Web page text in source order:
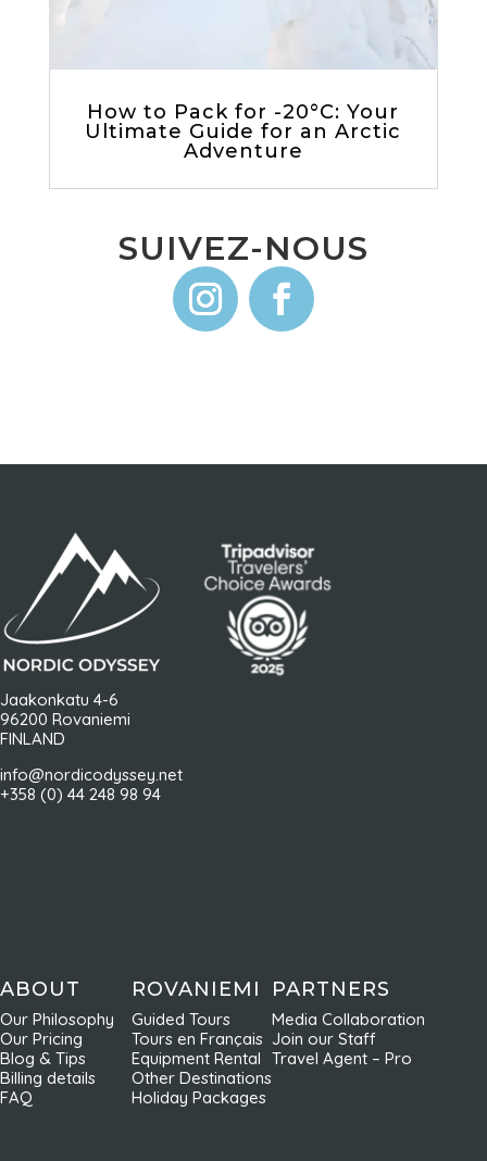
How to Pack for -20°C: Your
Ultimate Guide for an Arctic
Adventure
SUIVEZ-NOUS
Jaakonkatu 4-6
96200 Rovaniemi
FINLAND
info@nordicodyssey.net
+358 (0) 44 248 98 94
ABOUT
Our Philosophy
Our Pricing
Blog & Tips
Billing details
FAQ
ROVANIEMI
Guided Tours
Tours en Français
Equipment Rental
Other Destinations
Holiday Packages
PARTNERS
Media Collaboration
Join our Staff
Travel Agent – Pro